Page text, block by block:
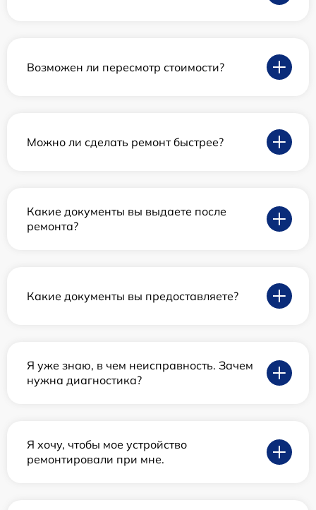
Возможен ли пересмотр стоимости?
Можно ли сделать ремонт быстрее?
Какие документы вы выдаете после
ремонта?
Какие документы вы предоставляете?
Я уже знаю, в чем неисправность. Зачем
нужна диагностика?
Я хочу, чтобы мое устройство
ремонтировали при мне.